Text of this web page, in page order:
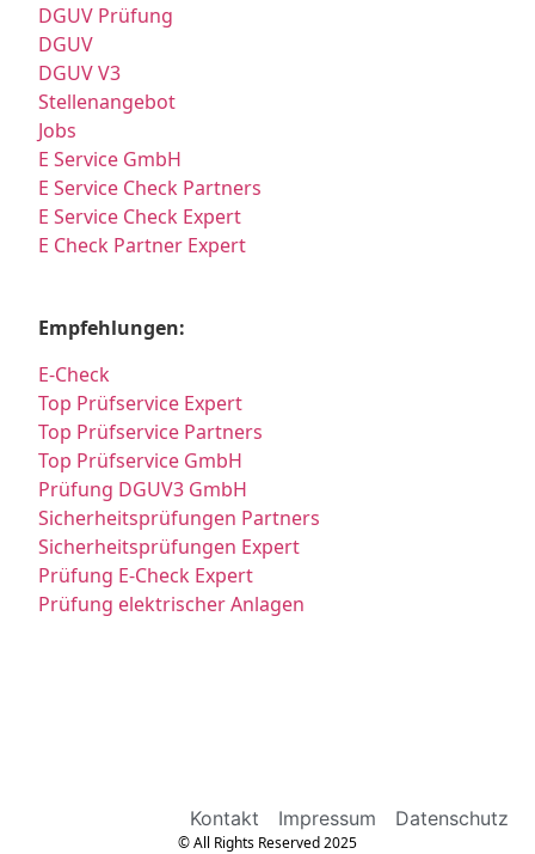
DGUV Prüfung
DGUV
DGUV V3
Stellenangebot
Jobs
E Service GmbH
E Service Check Partners
E Service Check Expert
E Check Partner Expert
Empfehlungen:
E-Check
Top Prüfservice Expert
Top Prüfservice Partners
Top Prüfservice GmbH
Prüfung DGUV3 GmbH
Sicherheitsprüfungen Partners
Sicherheitsprüfungen Expert
Prüfung E-Check Expert
Prüfung elektrischer Anlagen
Kontakt Impressum Datenschutz
© All Rights Reserved 2025